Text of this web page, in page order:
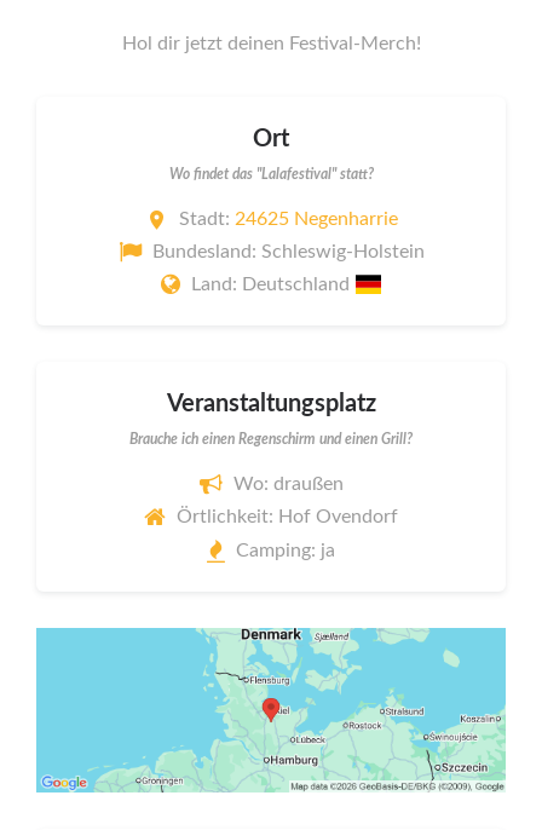
Hol dir jetzt deinen Festival-Merch!
Ort
Wo findet das "Lalafestival" statt?
Stadt: 24625 Negenharrie
Bundesland: Schleswig-Holstein
Land: Deutschland
Veranstaltungsplatz
Brauche ich einen Regenschirm und einen Grill?
Wo: draußen
Örtlichkeit: Hof Ovendorf
Camping: ja